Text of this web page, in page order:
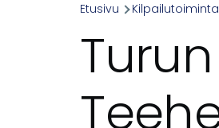
Etusivu Kilpailutoiminta